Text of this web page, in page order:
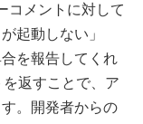
コメントに対して
起動しない」
を報告してくれ
返すことで、ア
。開発者からの